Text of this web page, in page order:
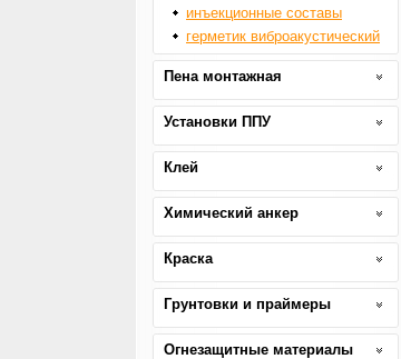
инъекционные составы
герметик виброакустический
Пена монтажная
Установки ППУ
Клей
Химический анкер
Краска
Грунтовки и праймеры
Огнезащитные материалы